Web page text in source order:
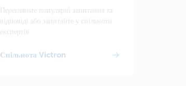
Перегляньте популярні запитання та
відповіді або запитайте у спільноти
експертів.
Спільнота Victron